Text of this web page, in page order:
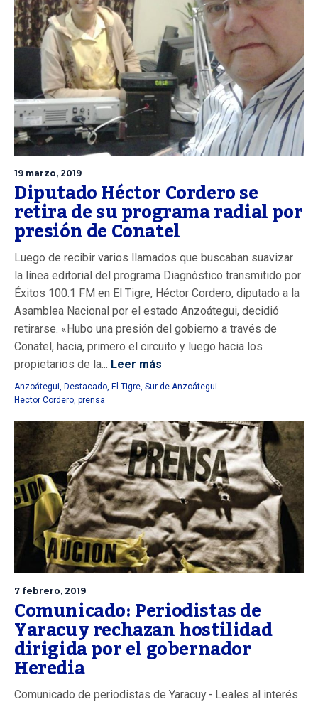
19 marzo, 2019
Diputado Héctor Cordero se
retira de su programa radial por
presión de Conatel
Luego de recibir varios llamados que buscaban suavizar
la línea editorial del programa Diagnóstico transmitido por
Éxitos 100.1 FM en El Tigre, Héctor Cordero, diputado a la
Asamblea Nacional por el estado Anzoátegui, decidió
retirarse. «Hubo una presión del gobierno a través de
Conatel, hacia, primero el circuito y luego hacia los
propietarios de la... Leer más
Anzoátegui, Destacado, El Tigre, Sur de Anzoátegui
Hector Cordero, prensa
7 febrero, 2019
Comunicado: Periodistas de
Yaracuy rechazan hostilidad
dirigida por el gobernador
Heredia
Comunicado de periodistas de Yaracuy.- Leales al interés